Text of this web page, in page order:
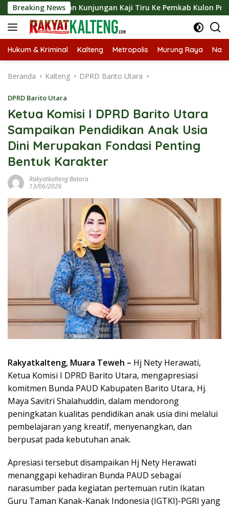
Langsung
ke
konten
Breaking News
Kunjungan Kaji Tiru Ke Pemkab Kulon Progo
Hukum & Kriminal Kalteng Metropolis Murung Raya
Beranda Kalteng DPRD Barito Utara
DPRD Barito Utara
Ketua Komisi I DPRD Barito Utara
Sampaikan Pendidikan Anak Usia
Dini Merupakan Fondasi Penting
Bentuk Karakter
Rakyatkalteng Batara
13/06/2026
Rakyatkalteng, Muara Teweh – Hj Nety Herawati,
Ketua Komisi I DPRD Barito Utara, mengapresiasi
komitmen Bunda PAUD Kabupaten Barito Utara, Hj.
Maya Savitri Shalahuddin, dalam mendorong
peningkatan kualitas pendidikan anak usia dini melalui
pembelajaran yang kreatif, menyenangkan, dan
berpusat pada kebutuhan anak.
Apresiasi tersebut disampaikan Hj Nety Herawati
menanggapi kehadiran Bunda PAUD sebagai
narasumber pada kegiatan pertemuan rutin Ikatan
Guru Taman Kanak-Kanak Indonesia (IGTKI)-PGRI yang